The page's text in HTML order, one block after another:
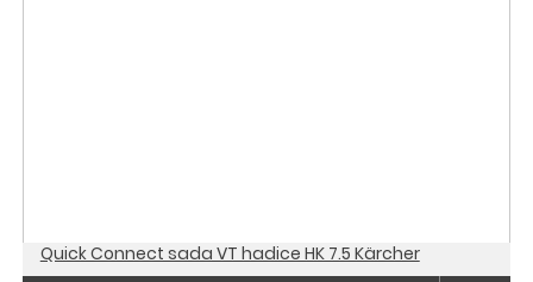
Quick Connect sada VT hadice HK 7.5 Kärcher